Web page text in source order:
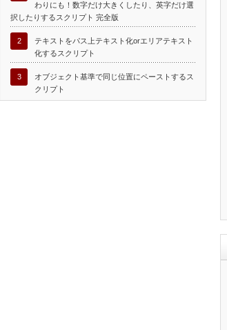
わりにも！数字だけ大きくしたり、英字だけ選
択したりするスクリプト 完全版
2
テキストをパス上テキスト化orエリアテキスト
化するスクリプト
3
オブジェクト基準で同じ位置にペーストするス
クリプト